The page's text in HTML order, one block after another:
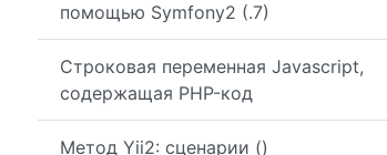
помощью Symfony2 (.7)
Строковая переменная Javascript,
содержащая PHP-код
Метод Yii2: сценарии ()